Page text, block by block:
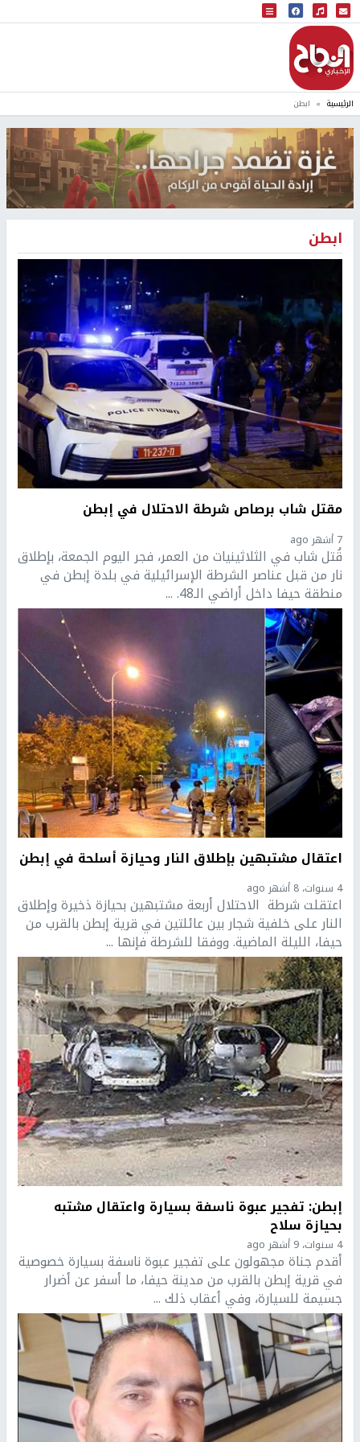
البث المباشر
إذاعة النجاح
الرئيسية ابطن
ابطن
مقتل شاب برصاص شرطة الاحتلال في إبطن
7 أشهر ago
قُتل شاب في الثلاثينيات من العمر، فجر اليوم الجمعة، بإطلاق
نار من قبل عناصر الشرطة الإسرائيلية في بلدة إبطن في
منطقة حيفا داخل أراضي الـ48. ...
اعتقال مشتبهين بإطلاق النار وحيازة أسلحة في إبطن
4 سنوات، 8 أشهر ago
اعتقلت شرطة الاحتلال أربعة مشتبهين بحيازة ذخيرة وإطلاق
النار على خلفية شجار بين عائلتين في قرية إبطن بالقرب من
حيفا، الليلة الماضية. ووفقا للشرطة فإنها ...
إبطن: تفجير عبوة ناسفة بسيارة واعتقال مشتبه
بحيازة سلاح
4 سنوات، 9 أشهر ago
أقدم جناة مجهولون على تفجير عبوة ناسفة بسيارة خصوصية
في قرية إبطن بالقرب من مدينة حيفا، ما أسفر عن أضرار
جسيمة للسيارة، وفي أعقاب ذلك ...